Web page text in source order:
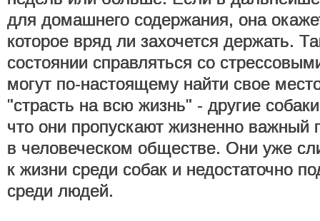
для домашнего содержания, она
которое вряд ли захочется держать.
состоянии справляться со
могут по-настоящему найти свое
"страсть на всю жизнь" - другие
что они пропускают жизненно важный
в человеческом обществе. Они уже
к жизни среди собак и недостаточно
среди людей.